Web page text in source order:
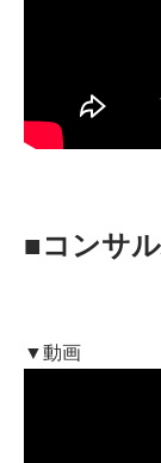
■コンサ
▼動画